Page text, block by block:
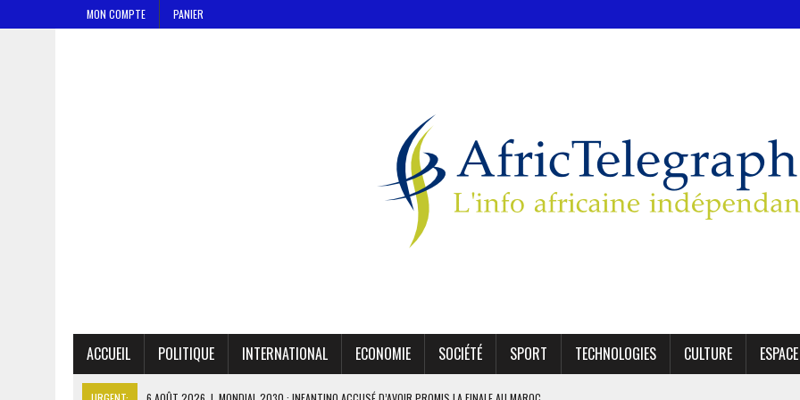
MON COMPTE PANIER
ACCUEIL POLITIQUE INTERNATIONAL ECONOMIE SOCIÉTÉ SPORT TECHNOLOGIES CULTURE